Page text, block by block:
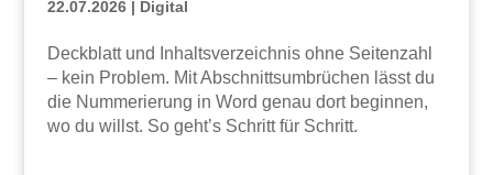
22.07.2026| Digital
Deckblatt und Inhaltsverzeichnis ohne Seitenzahl
– kein Problem. Mit Abschnittsumbrüchen lässt du
die Nummerierung in Word genau dort beginnen,
wo du willst. So geht’s Schritt für Schritt.